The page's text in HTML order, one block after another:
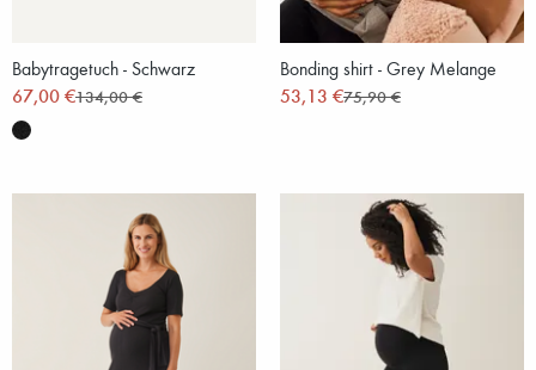
Babytragetuch - Schwarz
67,00 €134,00 €
Bonding shirt - Grey Melange
53,13 €75,90 €